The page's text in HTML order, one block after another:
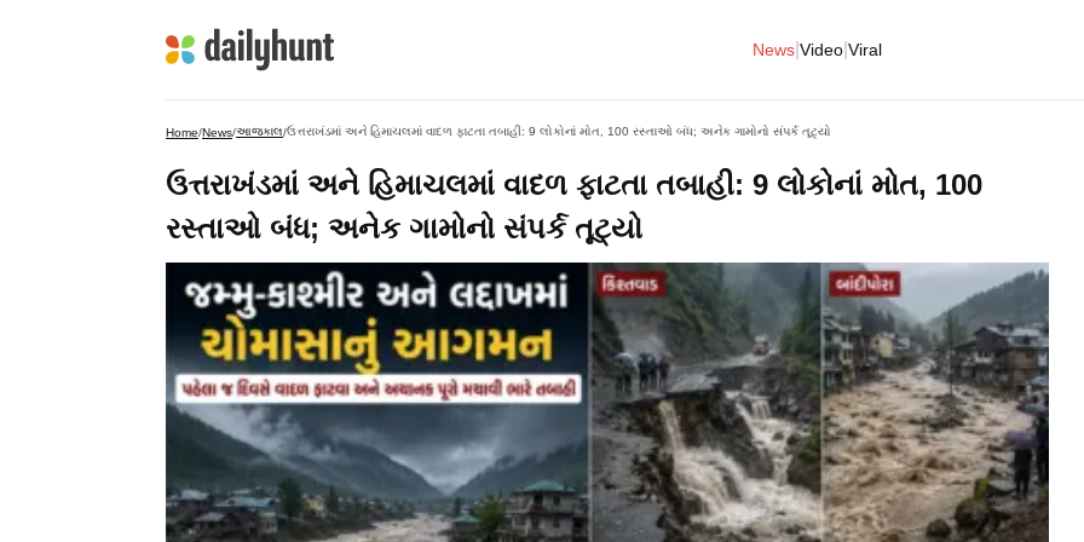
News Video Viral
Home/News/આજકાલ/ઉત્તરાખંડમાં અને હિમાચલમાં વાદળ ફાટતા તબાહી: 9 લોકોનાં મોત, 100 રસ્તાઓ બંધ; અનેક ગામોનો સંપર્ક તૂટ્યો
ઉત્તરાખંડમાં અને હિમાચલમાં વાદળ ફાટતા તબાહી: 9 લોકોનાં મોત, 100
રસ્તાઓ બંધ; અનેક ગામોનો સંપર્ક તૂટ્યો